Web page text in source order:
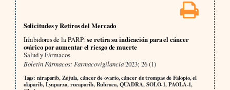
Solicitudes y Retiros del Mercado
Inhibidores de la PARP:se retira su indicación para el cáncer
ovárico por aumentar el riesgo de muerte
Salud y Fármacos
Boletín Fármacos: Farmacovigilancia2023; 26 (1)
Tags: niraparib, Zejula, cáncer de ovario, cáncer de trompas de Falopio, el
olaparib, Lynparza, rucaparib, Rubraca, QUADRA, SOLO-1, PAOLA-1,